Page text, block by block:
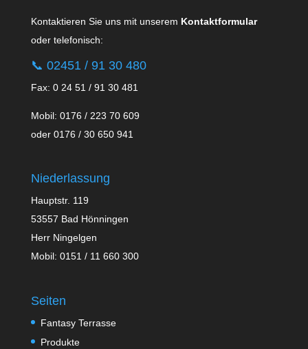
Kontaktieren Sie uns mit unserem Kontaktformular
oder telefonisch:
📞 02451 / 91 30 480
Fax: 0 24 51 / 91 30 481
Mobil: 0176 / 223 70 609
oder 0176 / 30 650 941
Niederlassung
Hauptstr. 119
53557 Bad Hönningen
Herr Ningelgen
Mobil: 0151 / 11 660 300
Seiten
Fantasy Terrasse
Produkte